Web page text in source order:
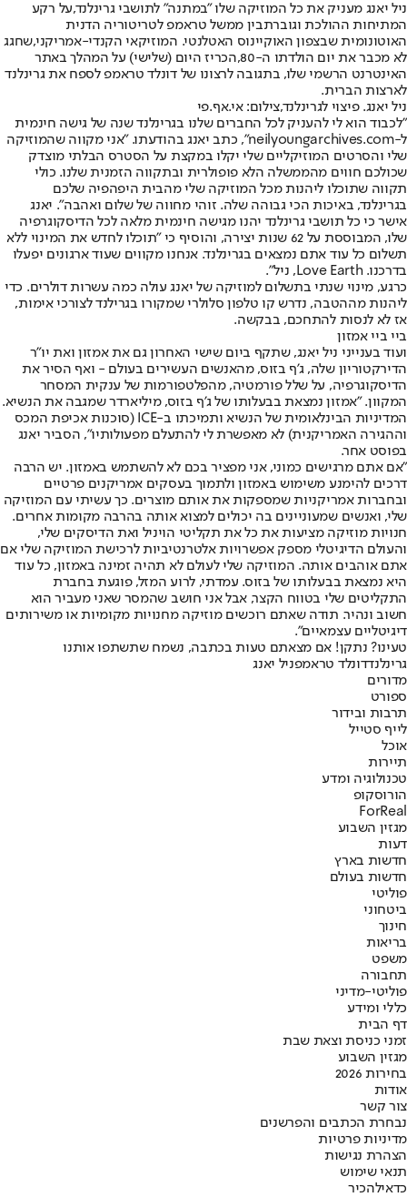
ניל יאנג מעניק את כל המוזיקה שלו "במתנה" לתושבי גרינלנד,על רקע
המתיחות ההולכת וגוברתבין ממשל טראמפ לטריטוריה הדנית
האוטונומית שבצפון האוקיינוס האטלנטי. המוזיקאי הקנדי-אמריקני,שחגג
לא מכבר את יום הולדתו ה-80,
הכריז היום (שלישי) על המהלך באתר
האינטרנט הרשמי שלו, בתגובה לרצונו של דונלד טראמפ לספח את גרינלנד
לארצות הברית.
ניל יאנג. פיצוי לגרינלנד,צילום: אי.אף.פי
"לכבוד הוא לי להעניק לכל החברים שלנו בגרינלנד שנה של גישה חינמית
ל-neilyoungarchives.com", כתב יאנג בהודעתו. "אני מקווה שהמוזיקה
שלי והסרטים המוזיקליים שלי יקלו במקצת על הסטרס הבלתי מוצדק
שכולכם חווים מהממשלה הלא פופולרית ובתקווה הזמנית שלנו. כולי
תקווה שתוכלו ליהנות מכל המוזיקה שלי מהבית היפהפיה שלכם
בגרינלנד, באיכות הכי גבוהה שלה. זוהי מחווה של שלום ואהבה". יאנג
אישר כי כל תושבי גרינלנד יהנו מגישה חינמית מלאה לכל הדיסקוגרפיה
שלו, המבוססת על 62 שנות יצירה, והוסיף כי "תוכלו לחדש את המינוי ללא
תשלום כל עוד אתם נמצאים בגרינלנד. אנחנו מקווים שעוד ארגונים יפעלו
בדרכנו. Love Earth, ניל".
כרגע, מינוי שנתי בתשלום למוזיקה של יאנג עולה כמה עשרות דולרים. כדי
ליהנות מההטבה, נדרש קו טלפון סלולרי שמקורו בגרילנד לצורכי אימות,
אז לא לנסות להתחכם, בבקשה.
ביי ביי אמזון
ועוד בענייני ניל יאנג, שתקף ביום שישי האחרון גם את אמזון ואת יו"ר
הדירקטוריון שלה, ג'ף בזוס, מהאנשים העשירים בעולם - ואף הסיר את
הדיסקוגרפיה, על שלל פורמטיה, מהפלטפורמות של ענקית המסחר
המקוון. "אמזון נמצאת בבעלותו של ג'ף בזוס, מיליארדר שמגבה את הנשיא.
המדיניות הבינלאומית של הנשיא ותמיכתו ב-ICE (סוכנות אכיפת המכס
וההגירה האמריקנית) לא מאפשרת לי להתעלם מפעולותיו", הסביר יאנג
בפוסט אחר.
"אם אתם מרגישים כמוני, אני מפציר בכם לא להשתמש באמזון. יש הרבה
דרכים להימנע משימוש באמזון ולתמוך בעסקים אמריקנים פרטיים
ובחברות אמריקניות שמספקות את אותם מוצרים. כך עשיתי עם המוזיקה
שלי, ואנשים שמעוניינים בה יכולים למצוא אותה בהרבה מקומות אחרים.
חנויות מוזיקה מציעות את כל את תקליטי הויניל ואת הדיסקים שלי,
והעולם הדיגיטלי מספק אפשרויות אלטרנטיביות לרכישת המוזיקה שלי אם
אתם אוהבים אותה. המוזיקה שלי לעולם לא תהיה זמינה באמזון, כל עוד
היא נמצאת בבעלותו של בזוס. עמדתי, לרוע המזל, פוגעת בחברת
התקליטים שלי בטווח הקצר, אבל אני חושב שהמסר שאני מעביר הוא
חשוב ונהיר. תודה שאתם רוכשים מוזיקה מחנויות מקומיות או משירותים
דיגיטליים עצמאיים".
טעינו? נתקן! אם מצאתם טעות בכתבה, נשמח שתשתפו אותנו
גרינלנדדונלד טראמפניל יאנג
מדורים
ספורט
תרבות ובידור
לייף סטייל
אוכל
תיירות
טכנולוגיה ומדע
הורוסקופ
ForReal
מגזין השבוע
דעות
חדשות בארץ
חדשות בעולם
פוליטי
ביטחוני
חינוך
בריאות
משפט
תחבורה
פוליטי-מדיני
כללי ומידע
דף הבית
זמני כניסת וצאת שבת
מגזין השבוע
בחירות 2026
אודות
צור קשר
נבחרת הכתבים והפרשנים
מדיניות פרטיות
הצהרת נגישות
תנאי שימוש
כדאילהכיר